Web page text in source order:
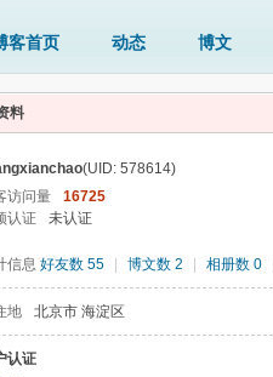
客首页 动态 博文
料
(UID: 578614)
访问量
16725
认证
未认证
信息 好友数 55 博文数 2 相册数 0
地 北京市 海淀区
认证